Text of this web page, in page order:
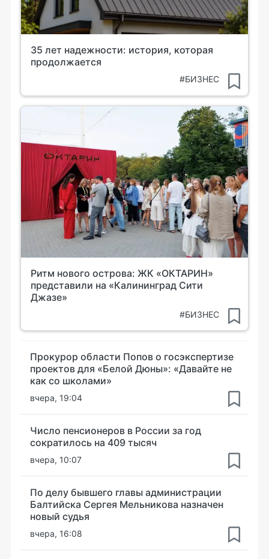
35 лет надежности: история, которая
продолжается
#БИЗНЕС
Ритм нового острова: ЖК «ОКТАРИН»
представили на «Калининград Сити
Джазе»
#БИЗНЕС
Прокурор области Попов о госэкспертизе
проектов для «Белой Дюны»: «Давайте не
как со школами»
вчера, 19:04
Число пенсионеров в России за год
сократилось на 409 тысяч
вчера, 10:07
По делу бывшего главы администрации
Балтийска Сергея Мельникова назначен
новый судья
вчера, 16:08